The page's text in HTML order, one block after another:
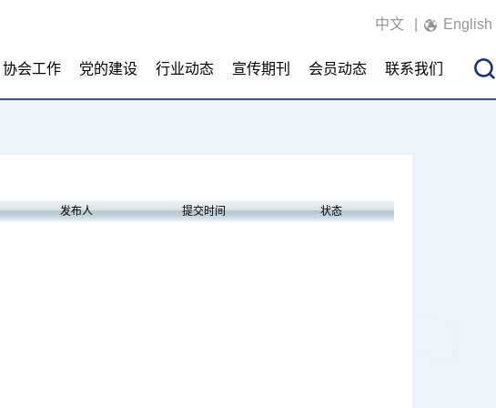
中文 English
协会工作 党的建设 行业动态 宣传期刊 会员动态 联系我们
发布人 提交时间 状态